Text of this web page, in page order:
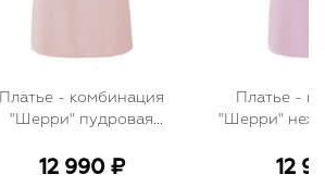
Платье - комбинация
"Шерри" пудровая
(шелк)
12 990 ₽
Платье -
"Шерри"
12